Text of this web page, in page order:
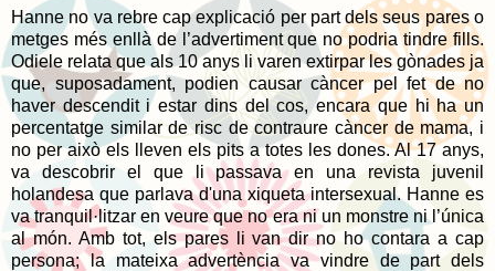
Hanne no va rebre cap explicació per part dels seus pares o
metges més enllà de l’advertiment que no podria tindre fills.
Odiele relata que als 10 anys li varen extirpar les gònades ja
que, suposadament, podien causar càncer pel fet de no
haver descendit i estar dins del cos, encara que hi ha un
percentatge similar de risc de contraure càncer de mama, i
no per això els lleven els pits a totes les dones. Al 17 anys,
va descobrir el que li passava en una revista juvenil
holandesa que parlava d'una xiqueta intersexual. Hanne es
va tranquil·litzar en veure que no era ni un monstre ni l’única
al món. Amb tot, els pares li van dir no ho contara a cap
persona; la mateixa advertència va vindre de part dels